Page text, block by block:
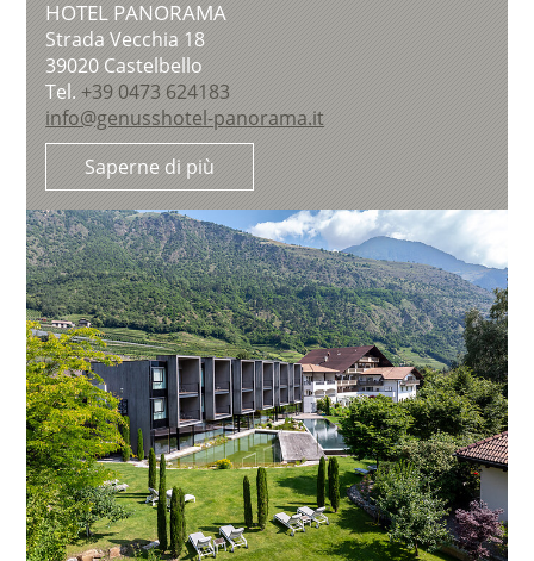
HOTEL PANORAMA
Strada Vecchia 18
39020 Castelbello
Tel.+39 0473 624183
info@genusshotel-panorama.it
Saperne di più